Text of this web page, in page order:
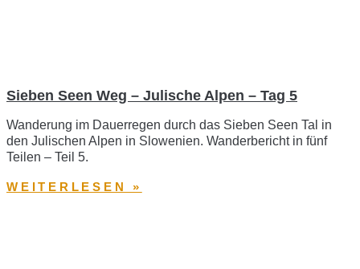
Sieben Seen Weg – Julische Alpen – Tag 5
Wanderung im Dauerregen durch das Sieben Seen Tal in
den Julischen Alpen in Slowenien. Wanderbericht in fünf
Teilen – Teil 5.
WEITERLESEN »